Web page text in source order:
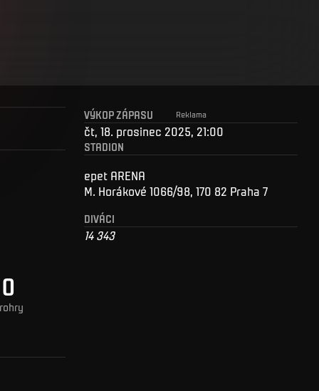
0
Reklama
VÝKOP ZÁPASU
čt, 18. prosinec 2025, 21:00
STADION
epet ARENA
M. Horákové 1066/98, 170 82 Praha 7
DIVÁCI
14 343